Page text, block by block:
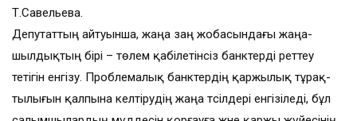
Т.Савельева.
Депутаттың айтуынша, жаңа заң жобасындағы жаңа­
шылдықтың бірі – төлем қабілетінсіз банктерді реттеу
тетігін енгізу. Проблемалық банк­тердің қаржылық тұрақ­
тылығын қалпына келтіру­дің жаңа тәсілдері енгізіледі, бұл